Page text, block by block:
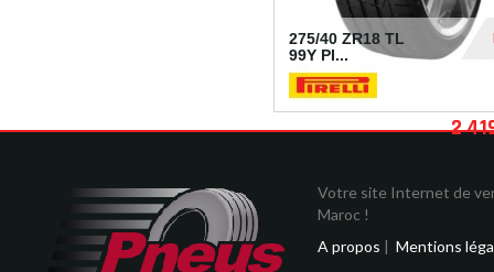
275/40 ZR18 TL
99Y PI...
2
Votre site Internet de
Maroc !
A propos | Mentions